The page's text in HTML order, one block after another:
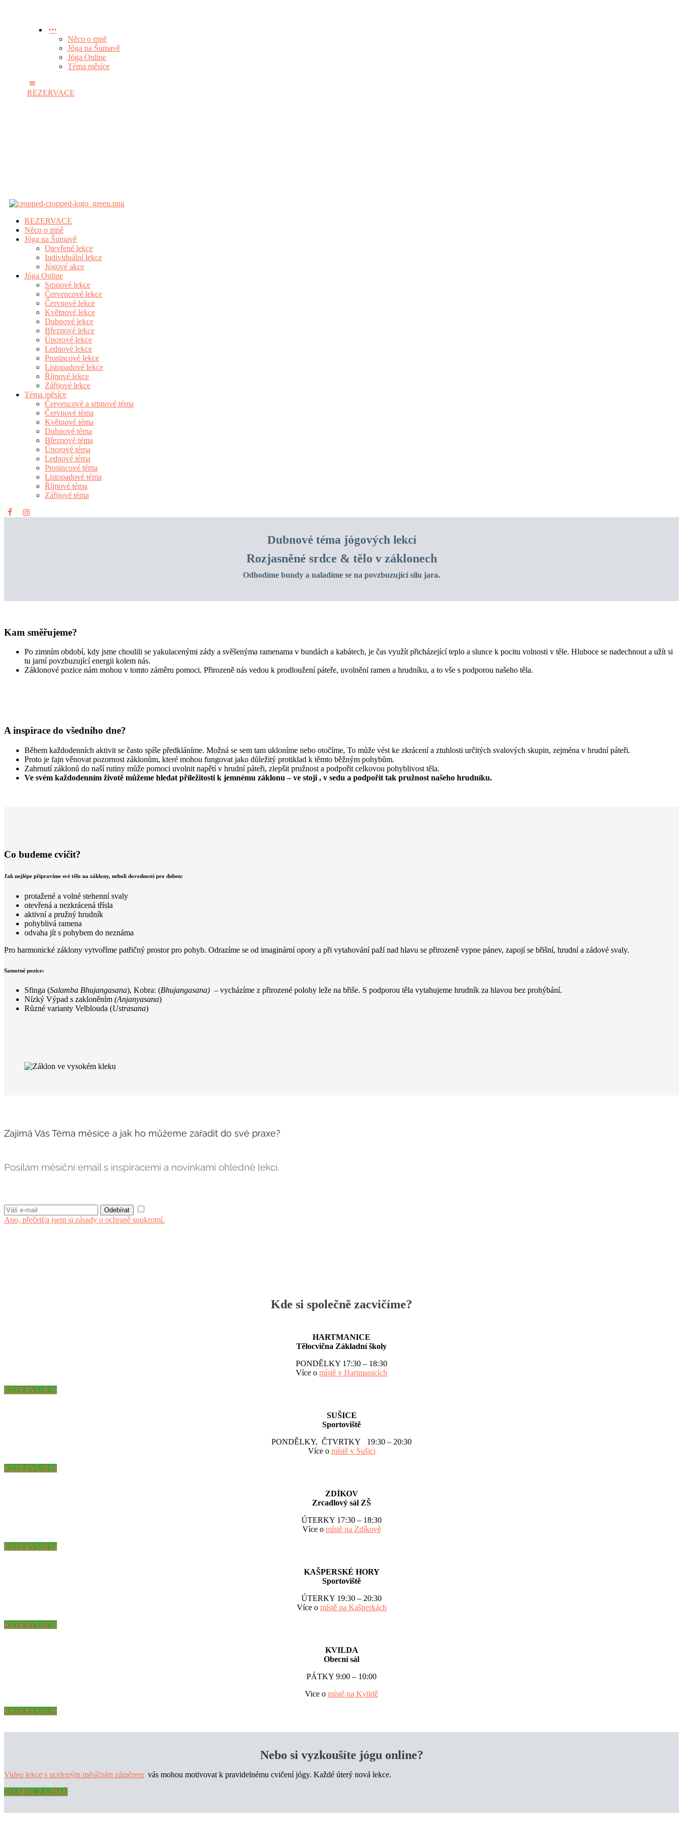
Něco o mně
Jóga na Šumavě
Jóga Online
Téma měsíce
REZERVACE
REZERVACE
Něco o mně
Jóga na Šumavě
Otevřené lekce
Individuální lekce
Jógové akce
Jóga Online
Srpnové lekce
Červencové lekce
Červnové lekce
Květnové lekce
Dubnové lekce
Březnové lekce
Únorové lekce
Lednové lekce
Prosincové lekce
Listopadové lekce
Říjnové lekce
Zářijové lekce
Téma měsíce
Červencové a srpnové téma
Červnové téma
Květnové téma
Dubnové téma
Březnové téma
Únorové téma
Lednové téma
Prosincové téma
Listopadové téma
Říjnové téma
Zářijové téma
Dubnové téma jógových lekcí
Rozjasněné srdce & tělo v záklonech
Odhodíme bundy a naladíme se na povzbuzující sílu jara.
Kam směřujeme?
Po zimním období, kdy jsme choulili se yakulacenými zády a svěšenýma ramenama v bundách a kabátech, je čas využít přicházející teplo a slunce k pocitu volnosti v těle. Hluboce se nadechnout a užít si
tu jarní povzbuzující energii kolem nás.
Záklonové pozice nám mohou v tomto záměru pomoci. Přirozeně nás vedou k prodloužení páteře, uvolnění ramen a hrudníku, a to vše s podporou našeho těla.
A inspirace do všedního dne?
Během každodenních aktivit se často spíše předkláníme. Možná se sem tam ukloníme nebo otočíme, To může vést ke zkrácení a ztuhlosti určitých svalových skupin, zejména v hrudní páteři.
Proto je fajn věnovat pozornost záklonům, které mohou fungovat jako důležitý protiklad k těmto běžným pohybům.
Zahrnutí záklonů do naší rutiny může pomoci uvolnit napětí v hrudní páteři, zlepšit pružnost a podpořit celkovou pohyblivost těla.
Ve svém každodenním životě můžeme hledat příležitosti k jemnému záklonu – ve stoji , v sedu a podpořit tak pružnost našeho hrudníku.
Co budeme cvičit?
Jak nejlépe připravíme své tělo na záklony, neboli dovednosti pro duben:
protažené a volné stehenní svaly
otevřená a nezkrácená třísla
aktivní a pružný hrudník
pohyblivá ramena
odvaha jít s pohybem do neznáma
Pro harmonické záklony vytvoříme patřičný prostor pro pohyb. Odrazíme se od imaginární opory a při vytahování paží nad hlavu se přirozeně vypne pánev, zapojí se břišní, hrudní a zádové svaly.
Samotné pozice:
Sfinga (Salamba Bhujangasana), Kobra: (Bhujangasana) – vycházíme z přirozené polohy leže na břiše. S podporou těla vytahujeme hrudník za hlavou bez prohýbání.
Nízký Výpad s zakloněním (Anjanyasana)
Různé varianty Velblouda (Ustrasana)
Zajímá Vás Téma měsíce a jak ho můžeme zařadit do své praxe?
Posílám měsíční email s inspiracemi a novinkami ohledně lekcí.
Ano, přečetl/a jsem si zásady o ochraně soukromí.
Kde si společně zacvičíme?
HARTMANICE
Tělocvična Základní školy
PONDĚLKY 17:30 – 18:30
Více o místě v Hartmanicích
REZERVUJI SI
SUŠICE
Sportoviště
PONDĚLKY, ČTVRTKY 19:30 – 20:30
Více o místě v Sušici
REZERVUJI SI
ZDÍKOV
Zrcadlový sál ZŠ
ÚTERKY 17:30 – 18:30
Více o místě na Zdíkově
REZERVUJI SI
KAŠPERSKÉ HORY
Sportoviště
ÚTERKY 19:30 – 20:30
Více o místě na Kašperkách
REZERVUJI SI
KVILDA
Obecní sál
PÁTKY 9:00 – 10:00
Vice o místě na Kvildě
REZERVUJI SI
Nebo si vyzkoušíte jógu online?
Video lekce s uceleným měsíčním záměrem vás mohou motivovat k pravidelnému cvičení jógy. Každé úterý nová lekce.
TO MNE ZAJÍMÁ